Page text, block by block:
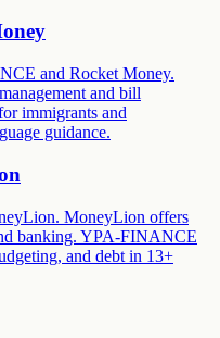
and Rocket Money.
and bill
immigrants and
guidance.
MoneyLion offers
banking. YPA-FINANCE
and debt in 13+